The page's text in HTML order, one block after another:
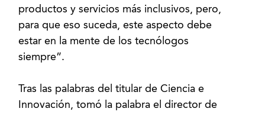
productos y servicios más inclusivos, pero,
para que eso suceda, este aspecto debe
estar en la mente de los tecnólogos
siempre”.
Tras las palabras del titular de Ciencia e
Innovación, tomó la palabra el director de